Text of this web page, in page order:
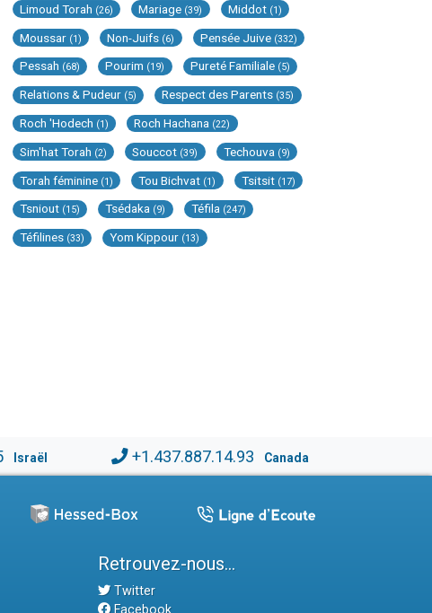
Limoud Torah (26) Mariage (39) Middot (1)
Moussar (1) Non-Juifs (6) Pensée Juive (332)
Pessah (68) Pourim (19) Pureté Familiale (5)
Relations & Pudeur (5) Respect des Parents (35)
Roch 'Hodech (1) Roch Hachana (22)
Sim'hat Torah (2) Souccot (39) Techouva (9)
Torah féminine (1) Tou Bichvat (1) Tsitsit (17)
Tsniout (15) Tsédaka (9) Téfila (247)
Téfilines (33) Yom Kippour (13)
Israël +1.437.887.14.93 Canada
Retrouvez-nous...
Twitter
Facebook